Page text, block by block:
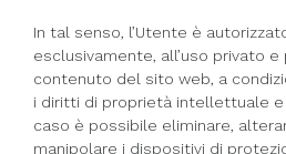
In tal senso, l’Utente è
esclusivamente, all’uso privato
contenuto del sito web, a
i diritti di proprietà intellettuale e
caso è possibile eliminare,
manipolare i dispositivi di